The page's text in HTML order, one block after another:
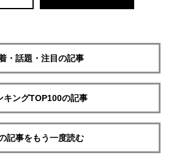
・話題・注目の記事
キングTOP100の記事
記事をもう一度読む